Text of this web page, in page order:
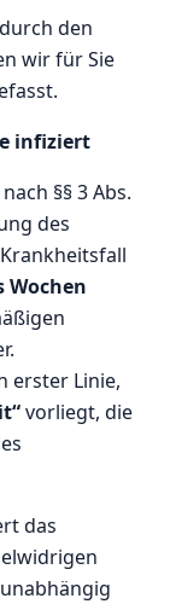
durch den
wir für Sie
infiziert
§§ 3 Abs.
des
Wochen
erster Linie,
vorliegt, die
das